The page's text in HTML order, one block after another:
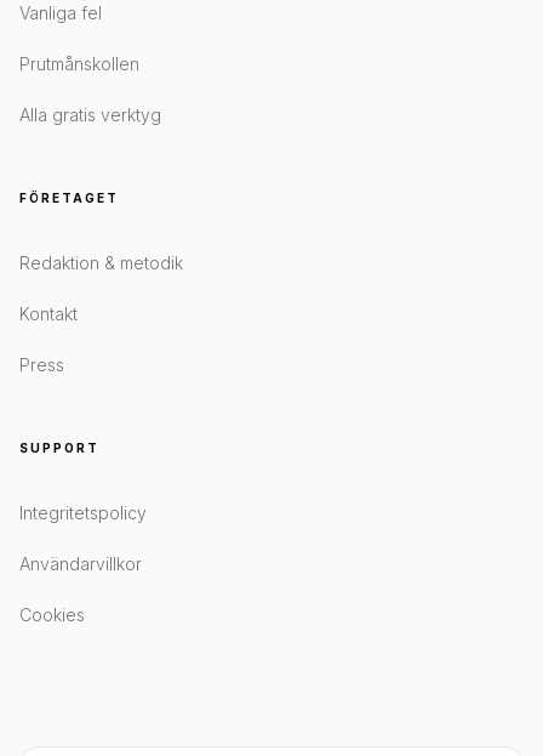
Vanliga fel
Prutmånskollen
Alla gratis verktyg
FÖRETAGET
Redaktion & metodik
Kontakt
Press
SUPPORT
Integritetspolicy
Användarvillkor
Cookies